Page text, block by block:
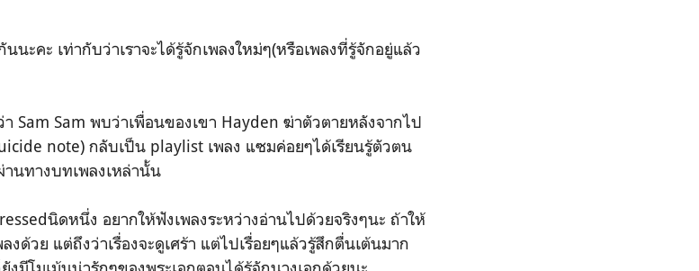
นะคะ เท่ากับว่าเราจะได้รู้จักเพลงใหม่ๆ(หรือเพลงที่รู้จักอยู่แล้ว
Sam Sam พบว่าเพื่อนของเขา Hayden ฆ่าตัวตายหลังจากไป
note) กลับเป็น playlist เพลง แซมค่อยๆได้เรียนรู้ตัวตน
นทางบทเพลงเหล่านั้น
นิดหนึ่ง อยากให้ฟังเพลงระหว่างอ่านไปด้วยจริงๆนะ ถ้าให้
งด้วย แต่ถึงว่าเรื่องจะดูเศร้า แต่ไปเรื่อยๆแล้วรู้สึกตื่นเต้นมาก